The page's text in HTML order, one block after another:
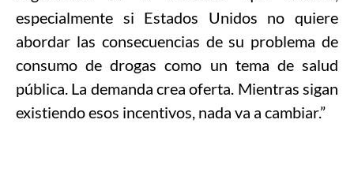
especialmente si Estados Unidos no quiere
abordar las consecuencias de su problema de
consumo de drogas como un tema de salud
pública. La demanda crea oferta. Mientras sigan
existiendo esos incentivos, nada va a cambiar.”